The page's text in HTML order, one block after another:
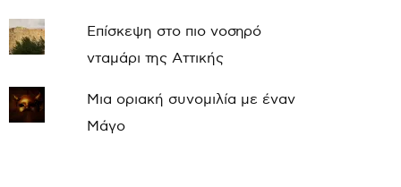
Επίσκεψη στο πιο νοσηρό
νταμάρι της Αττικής
Μια οριακή συνομιλία με έναν
Μάγο